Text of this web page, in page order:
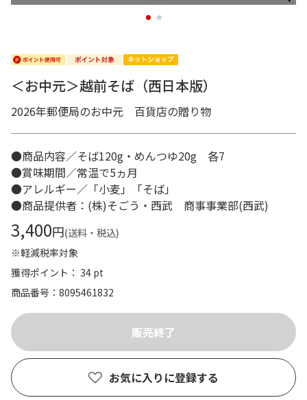
1 2
＜お中元＞越前そば（西日本版）
2026年郵便局のお中元 百貨店の贈り物
●商品内容／そば120g・めんつゆ20g 各7
●賞味期間／常温で5ヵ月
●アレルギー／「小麦」「そば」
●商品提供者：(株)そごう・西武 商事事業部(西武)
3,400円(送料・税込)
※軽減税率対象
獲得ポイント： 34 pt
商品番号
8095461832
お気に入りに登録する